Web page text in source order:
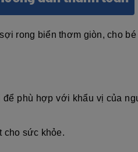
rong biển thơm giòn, cho
phù hợp với khẩu vị của
cho sức khỏe.